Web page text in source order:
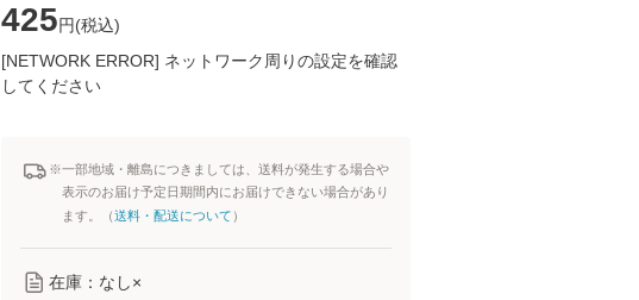
425円(税込)
[NETWORK ERROR] ネットワーク周りの設定を確認
してください
※一部地域・離島につきましては、送料が発生する場合や
表示のお届け予定日期間内にお届けできない場合があり
ます。（送料・配送について ）
在庫：なし×